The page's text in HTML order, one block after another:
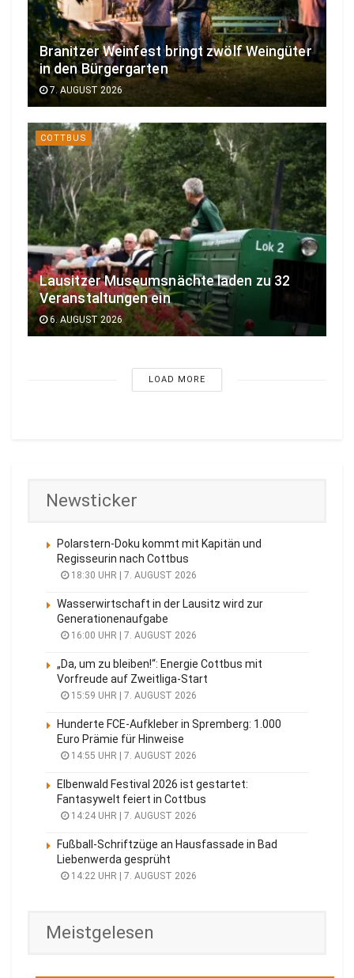
Branitzer Weinfest bringt zwölf Weingüter
in den Bürgergarten
7. AUGUST 2026
COTTBUS
Lausitzer Museumsnächte laden zu 32
Veranstaltungen ein
6. AUGUST 2026
LOAD MORE
Newsticker
Polarstern-Doku kommt mit Kapitän und
Regisseurin nach Cottbus
18:30 UHR | 7. AUGUST 2026
Wasserwirtschaft in der Lausitz wird zur
Generationenaufgabe
16:00 UHR | 7. AUGUST 2026
„Da, um zu bleiben!“: Energie Cottbus mit
Vorfreude auf Zweitliga-Start
15:59 UHR | 7. AUGUST 2026
Hunderte FCE-Aufkleber in Spremberg: 1.000
Euro Prämie für Hinweise
14:55 UHR | 7. AUGUST 2026
Elbenwald Festival 2026 ist gestartet:
Fantasywelt feiert in Cottbus
14:24 UHR | 7. AUGUST 2026
Fußball-Schriftzüge an Hausfassade in Bad
Liebenwerda gesprüht
14:22 UHR | 7. AUGUST 2026
Meistgelesen